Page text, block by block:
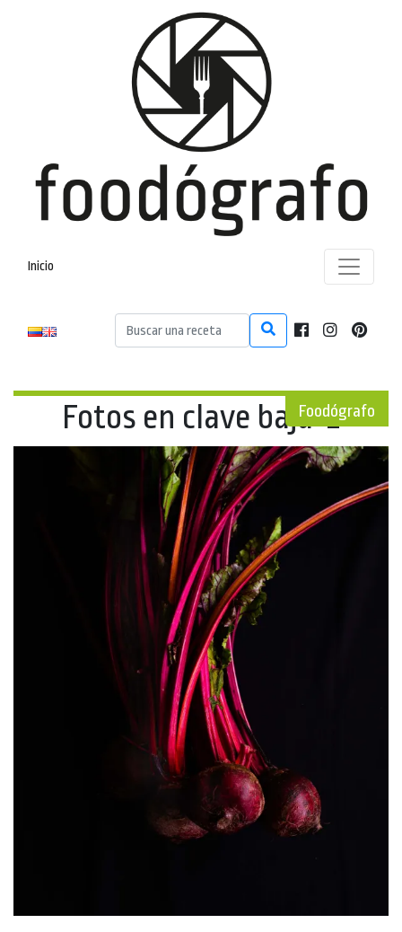
Inicio
Foodógrafo
Fotos en clave baja-2